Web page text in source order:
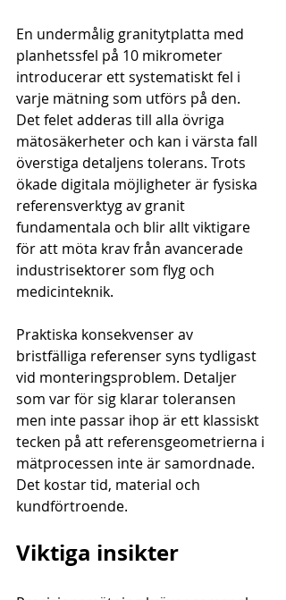
En undermålig granitytplatta med
planhetssfel på 10 mikrometer
introducerar ett systematiskt fel i
varje mätning som utförs på den.
Det felet adderas till alla övriga
mätosäkerheter och kan i värsta fall
överstiga detaljens tolerans. Trots
ökade digitala möjligheter är fysiska
referensverktyg av granit
fundamentala och blir allt viktigare
för att möta krav från avancerade
industrisektorer som flyg och
medicinteknik.
Praktiska konsekvenser av
bristfälliga referenser syns tydligast
vid monteringsproblem. Detaljer
som var för sig klarar toleransen
men inte passar ihop är ett klassiskt
tecken på att referensgeometrierna i
mätprocessen inte är samordnade.
Det kostar tid, material och
kundförtroende.
Viktiga insikter